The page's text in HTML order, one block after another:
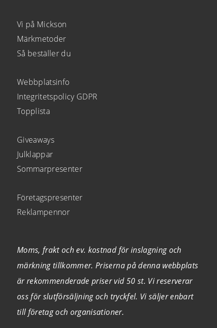
Vi på Mickson
Märkmetoder
Så beställer du
Webbplatsinfo
Integritetspolicy GDPR
Topplista
Giveaways
Julklappar
Sommarpresenter
Företagspresenter
Reklampennor
Moms, frakt och ev. kostnad för inslagning och
märkning tillkommer. Priserna på denna webbplats
är rekommenderade priser vid 50 st. Vi reserverar
oss för slutförsäljning och tryckfel. Vi säljer enbart
till företag och organisationer.